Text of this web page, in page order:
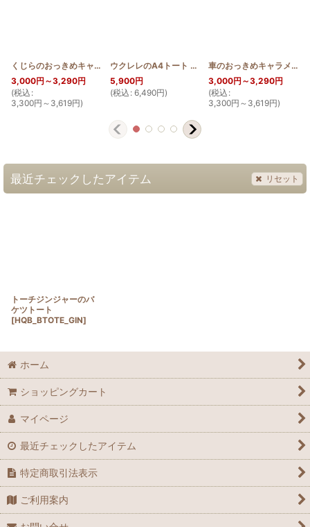
くじらのおっきめキャラメルポーチ [HQKP_KOHO
3,000円 ～3,290円
(税込 :
3,300円 ～3,619円)
ウクレレのA4トート [HQB_TOTE_UKU]
5,900円
(税込 : 6,490円)
車のおっきめキャラメルポーチ(バンタイプ)
3,000円 ～3,290円
(税込 :
3,300円 ～3,619円)
最近チェックしたアイテム リセット
トーチジンジャーのバ
ケツトート
[HQB_BTOTE_GIN]
ホーム
ショッピングカート
マイページ
最近チェックしたアイテム
特定商取引法表示
ご利用案内